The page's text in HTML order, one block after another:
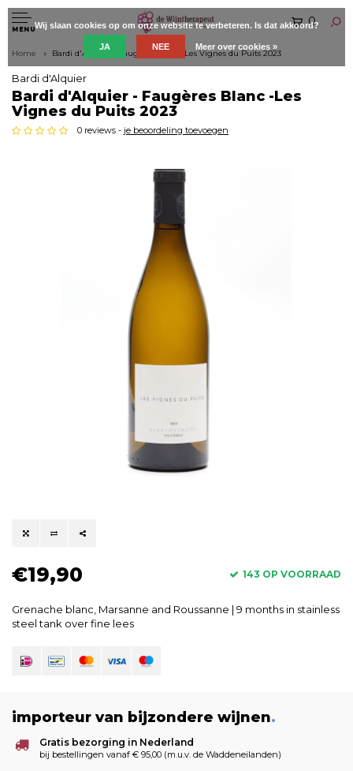
MENU
0
Home Bardi d'Alquier - Faugères Blanc -Les Vignes du Puits 2023
Bardi d'Alquier
Bardi d'Alquier - Faugères Blanc -Les
Vignes du Puits 2023
0 reviews - je beoordeling toevoegen
€19,90 143 OP VOORRAAD
Grenache blanc, Marsanne and Roussanne | 9 months in stainless
steel tank over fine lees
importeur van bijzondere wijnen.
Gratis bezorging in Nederland
bij bestellingen vanaf € 95,00 (m.u.v. de Waddeneilanden)
Wij slaan cookies op om onze website te verbeteren. Is dat akkoord?
JA NEE Meer over cookies »